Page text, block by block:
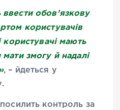
обов’язкову
користувачів
користувачі мають
змогу й надалі
, – йдеться у
контроль за